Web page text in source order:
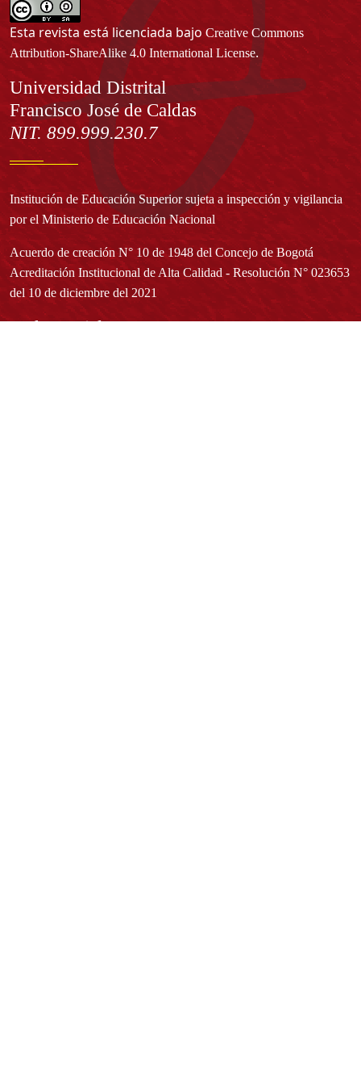
Esta revista está licenciada bajo Creative Commons
Attribution-ShareAlike 4.0 International License.
Información
Universidad Distrital
Francisco José de Caldas
NIT. 899.999.230.7
Institución de Educación Superior sujeta a inspección y vigilancia
por el Ministerio de Educación Nacional
Acuerdo de creación N° 10 de 1948 del Concejo de Bogotá
Acreditación Institucional de Alta Calidad - Resolución N° 023653
del 10 de diciembre del 2021
Redes sociales